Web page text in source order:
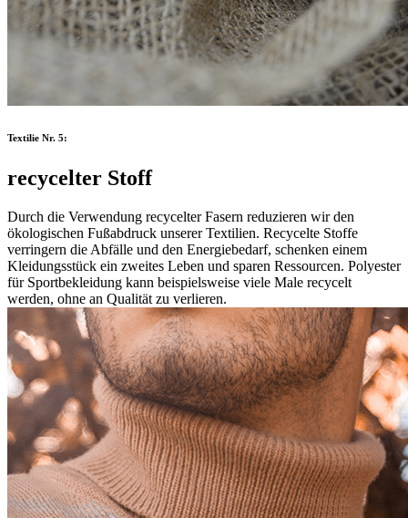
Textilie Nr. 5:
recycelter Stoff
Durch die Verwendung recycelter Fasern reduzieren wir den
ökologischen Fußabdruck unserer Textilien. Recycelte Stoffe
verringern die Abfälle und den Energiebedarf, schenken einem
Kleidungsstück ein zweites Leben und sparen Ressourcen. Polyester
für Sportbekleidung kann beispielsweise viele Male recycelt
werden, ohne an Qualität zu verlieren.